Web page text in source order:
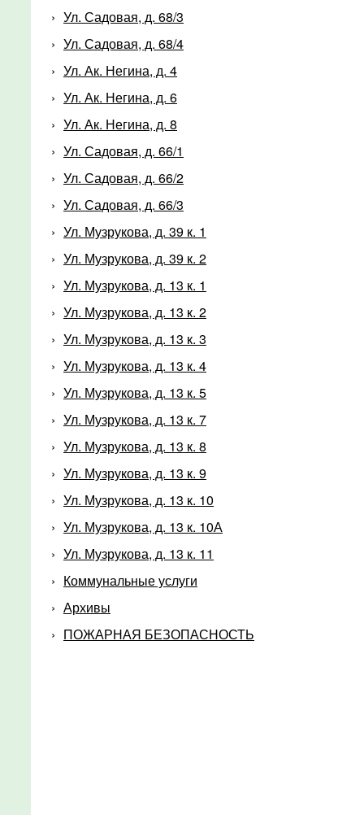
Ул. Садовая, д. 68/3
Ул. Садовая, д. 68/4
Ул. Ак. Негина, д. 4
Ул. Ак. Негина, д. 6
Ул. Ак. Негина, д. 8
Ул. Садовая, д. 66/1
Ул. Садовая, д. 66/2
Ул. Садовая, д. 66/3
Ул. Музрукова, д. 39 к. 1
Ул. Музрукова, д. 39 к. 2
Ул. Музрукова, д. 13 к. 1
Ул. Музрукова, д. 13 к. 2
Ул. Музрукова, д. 13 к. 3
Ул. Музрукова, д. 13 к. 4
Ул. Музрукова, д. 13 к. 5
Ул. Музрукова, д. 13 к. 7
Ул. Музрукова, д. 13 к. 8
Ул. Музрукова, д. 13 к. 9
Ул. Музрукова, д. 13 к. 10
Ул. Музрукова, д. 13 к. 10А
Ул. Музрукова, д. 13 к. 11
Коммунальные услуги
Архивы
ПОЖАРНАЯ БЕЗОПАСНОСТЬ